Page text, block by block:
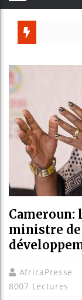
Cameroun:
ministre de
AfricaPresse
8007 Lectures